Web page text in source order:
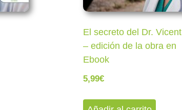
El secreto del Dr. Vicent
– edición de la obra en
Ebook
5,99€